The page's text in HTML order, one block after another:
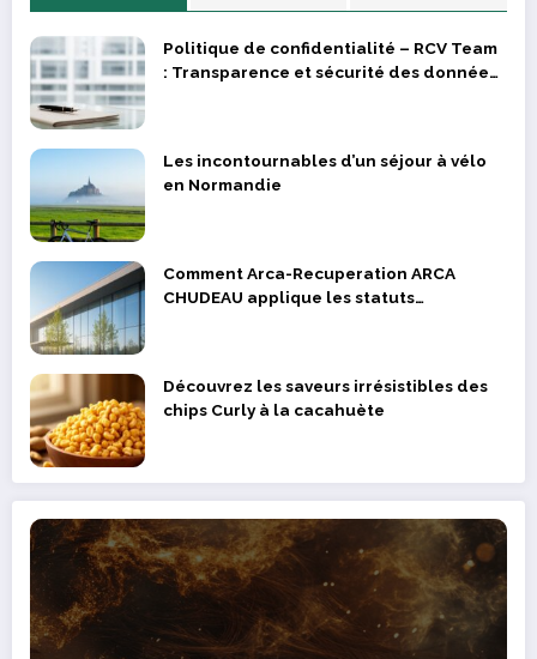
Politique de confidentialité – RCV Team
: Transparence et sécurité des données
Les incontournables d’un séjour à vélo
en Normandie
Comment Arca-Recuperation ARCA
CHUDEAU applique les statuts
Découvrez les saveurs irrésistibles des
chips Curly à la cacahuète